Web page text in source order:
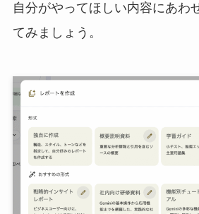
自分がやってほしい内容にあわ
てみましょう。